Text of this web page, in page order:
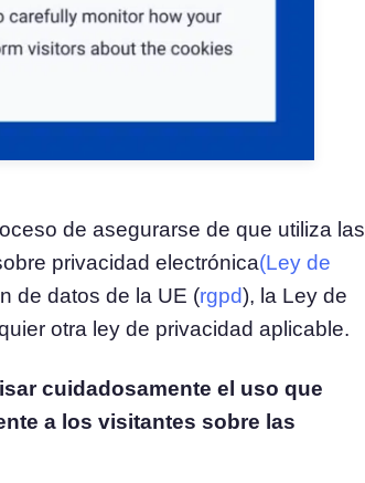
de asegurarse de que utiliza las
privacidad electrónica(Ley de
de datos de la UE (rgpd), la Ley de
otra ley de privacidad aplicable.
cuidadosamente el uso que
a los visitantes sobre las